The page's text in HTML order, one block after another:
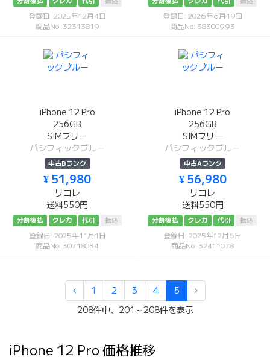
登録日: 2025年12月4日
商品No: 32313819
登録日: 2026年6月19日
商品No: 38300993
iPhone 12 Pro
256GB
SIMフリー
パシフィックブルー
中古Bランク
¥ 51,980
リコレ
送料550円
分割後払 クレカ 代引 振込
登録日: 2025年11月1日
商品No: 30718034
iPhone 12 Pro
256GB
SIMフリー
パシフィックブルー
中古Aランク
¥ 56,980
リコレ
送料550円
分割後払 クレカ 代引 振込
登録日: 2025年12月6日
商品No: 32411078
1 2 3 4
5
208件中、201～208件を表示
iPhone 12 Pro 価格推移